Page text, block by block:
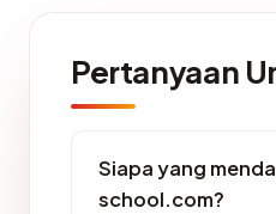
Pertanyaan
Siapa yang
school.com?